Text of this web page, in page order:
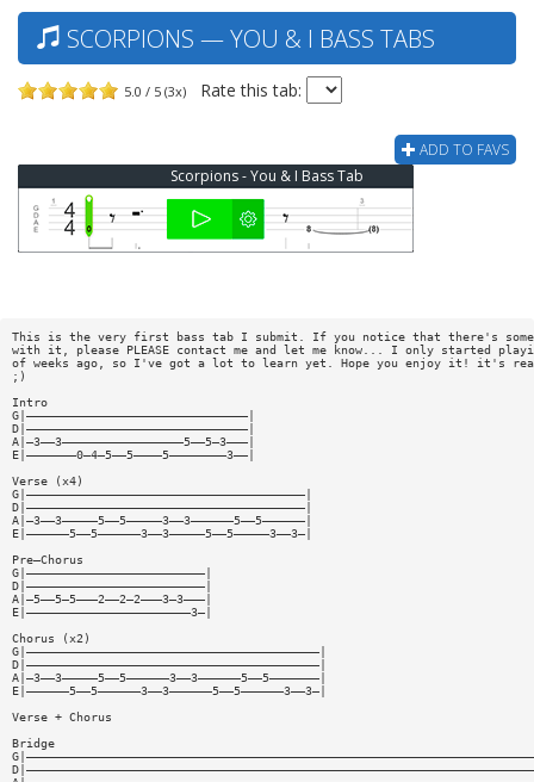
SCORPIONS — YOU & I BASS TABS
5.0 / 5 (3x) Rate this tab:
ADD TO FAVS
Scorpions - You & I Bass Tab
This is the very first bass tab I submit. If you notice that there's
with it, please PLEASE contact me and let me know... I only started
of weeks ago, so I've got a lot to learn yet. Hope you enjoy it! it's
;)
Intro
G|———————————————————————————————|
D|———————————————————————————————|
A|—3——3—————————————————5——5—3———|
E|———————0—4—5——5————5————————3——|
Verse (x4)
G|———————————————————————————————————————|
D|———————————————————————————————————————|
A|—3——3—————5——5—————3——3——————5——5——————|
E|——————5——5——————3——3—————5——5—————3——3—|
Pre—Chorus
G|—————————————————————————|
D|—————————————————————————|
A|—5——5—5———2——2—2———3—3———|
E|———————————————————————3—|
Chorus (x2)
G|—————————————————————————————————————————|
D|—————————————————————————————————————————|
A|—3——3—————5——5——————3——3——————5——5———————|
E|——————5——5——————3——3——————5——5——————3——3—|
Verse + Chorus
Bridge